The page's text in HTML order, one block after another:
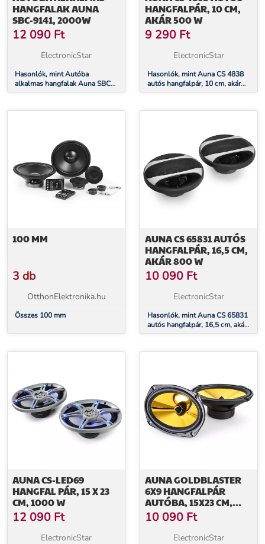
HANGFALAK AUNA
SBC-9141, 2000W
12 090 Ft
ElectronicStar
Hasonlók, mint Autóba
alkalmas hangfalak Auna SBC-
9141, 2000W
HANGFALPÁR, 10 CM,
AKÁR 500 W
9 290 Ft
ElectronicStar
Hasonlók, mint Auna CS 4838
autós hangfalpár, 10 cm, akár
500 W
100 MM
3 db
OtthonElektronika.hu
Összes 100 mm
AUNA CS 65831 AUTÓS
HANGFALPÁR, 16,5 CM,
AKÁR 800 W
10 090 Ft
ElectronicStar
Hasonlók, mint Auna CS 65831
autós hangfalpár, 16,5 cm, akár
800 W
AUNA CS-LED69
HANGFAL PÁR, 15 X 23
CM, 1000 W
12 090 Ft
ElectronicStar
AUNA GOLDBLASTER
6X9 HANGFALPÁR
AUTÓBA, 15X23 CM,
2000 W
10 090 Ft
ElectronicStar